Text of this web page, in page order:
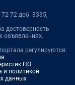
72 доб. 3335,
достоверность
объявлениях.
регулируются:
ПО
и политикой
данных